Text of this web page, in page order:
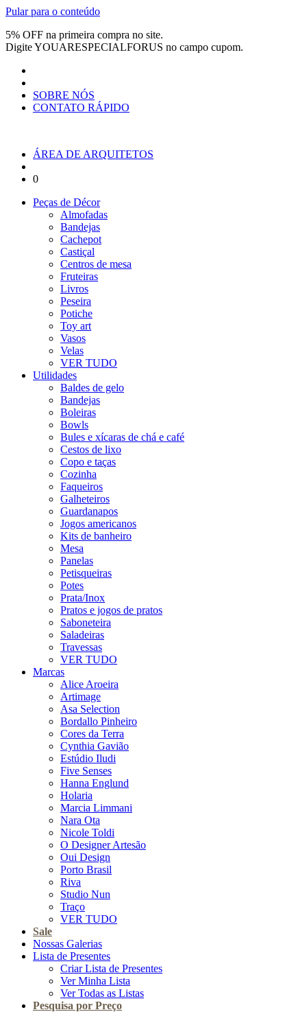
Pular para o conteúdo
5% OFF na primeira compra no site.
DigiteYOUARESPECIALFORUS no campo cupom.
SOBRE NÓS
CONTATO RÁPIDO
ÁREA DE ARQUITETOS
0
Peças de Décor
Almofadas
Bandejas
Cachepot
Castiçal
Centros de mesa
Fruteiras
Livros
Peseira
Potiche
Toy art
Vasos
Velas
VER TUDO
Utilidades
Baldes de gelo
Bandejas
Boleiras
Bowls
Bules e xícaras de chá e café
Cestos de lixo
Copo e taças
Cozinha
Faqueiros
Galheteiros
Guardanapos
Jogos americanos
Kits de banheiro
Mesa
Panelas
Petisqueiras
Potes
Prata/Inox
Pratos e jogos de pratos
Saboneteira
Saladeiras
Travessas
VER TUDO
Marcas
Alice Aroeira
Artimage
Asa Selection
Bordallo Pinheiro
Cores da Terra
Cynthia Gavião
Estúdio Iludi
Five Senses
Hanna Englund
Holaria
Marcia Limmani
Nara Ota
Nicole Toldi
O Designer Artesão
Oui Design
Porto Brasil
Riva
Studio Nun
Traço
VER TUDO
Sale
Nossas Galerias
Lista de Presentes
Criar Lista de Presentes
Ver Minha Lista
Ver Todas as Listas
Pesquisa por Preço